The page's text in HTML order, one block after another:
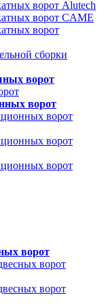
ворот Alutech
ворот CAME
ворот
сборки
ворот
ворот
ворот
ворот
ворот
ворот
ворот
ворот